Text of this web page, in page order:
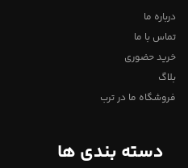
درباره ما
تماس با ما
خرید حضوری
بلاگ
فروشگاه ما در ترب
دسته بندی ها